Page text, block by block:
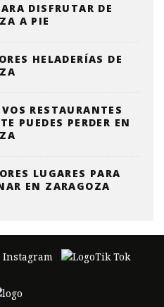
DISFRUTAR DE
A PIE
HELADERÍAS DE
RESTAURANTES
PUEDES PERDER EN
LUGARES PARA
EN ZARAGOZA